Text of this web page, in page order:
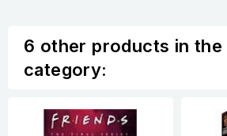
6 other products in the
category: